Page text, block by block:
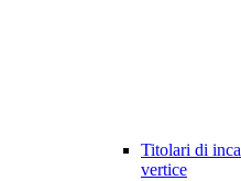
Titolari di
vertice